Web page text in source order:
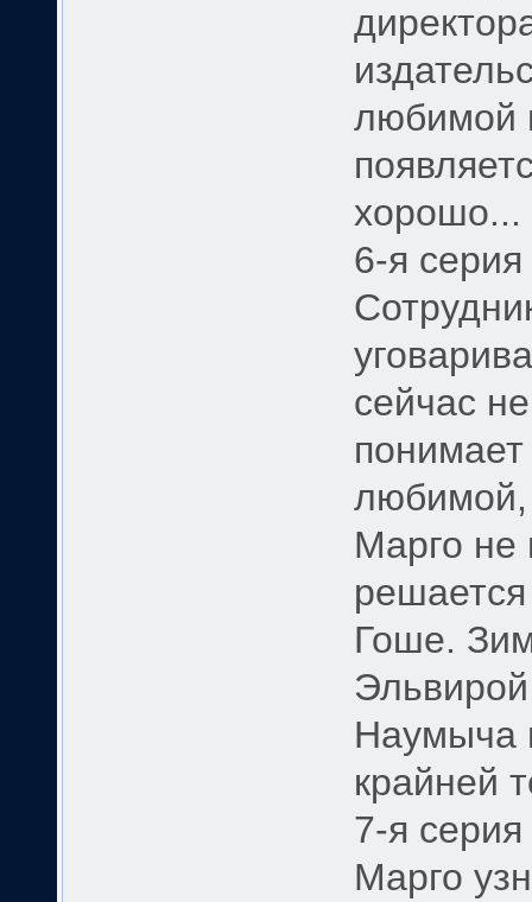
любимой
хорошо...
6-я серия
сейчас
любимой,
Марго не
Гоше.
Наумыча
крайней
7-я серия
Марго